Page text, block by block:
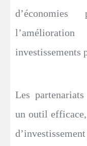
investissements
Les
un outil